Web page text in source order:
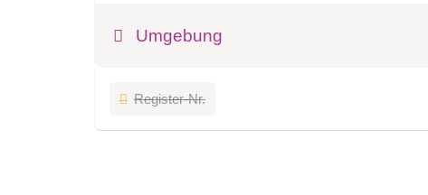
Umgebung
Register-Nr.